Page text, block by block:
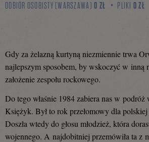
ODBIÓR OSOBISTY (WARSZAWA) 0 ZŁ PLIKI 0 ZŁ
Gdy za żelazną kurtyną niezmiennie trwa
najlepszym sposobem, by wskoczyć w inną
założenie zespołu rockowego.
Do tego właśnie 1984 zabiera nas w podróż
Księżyk. Był to rok przełomowy dla
Doszła wtedy do głosu młodzież, która
wojennego. A najdobitniej przemówiła ta z